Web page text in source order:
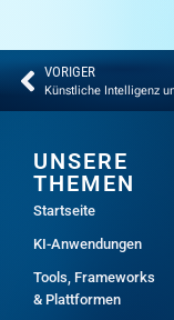
VORIGER
UNSERE
THEMEN
Startseite
KI-Anwendungen
Tools, Frameworks
& Plattformen